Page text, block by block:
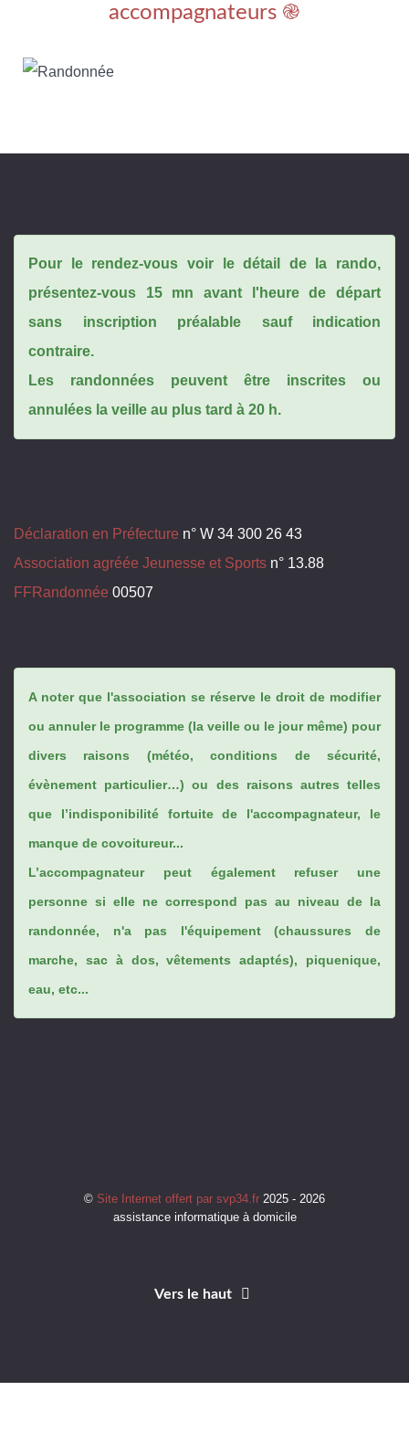
accompagnateurs ֎
Pour le rendez-vous voir le détail de la rando,
présentez-vous 15 mn avant l'heure de départ
sans inscription préalable sauf indication
contraire.
Les randonnées peuvent être inscrites ou
annulées la veille au plus tard à 20 h.
Déclaration en Préfecture n° W 34 300 26 43
Association agréée Jeunesse et Sports n° 13.88
FFRandonnée 00507
A noter que l'association se réserve le droit de modifier
ou annuler le programme (la veille ou le jour même) pour
divers raisons (météo, conditions de sécurité,
évènement particulier…) ou des raisons autres telles
que l’indisponibilité fortuite de l'accompagnateur, le
manque de covoitureur...
L’accompagnateur peut également refuser une
personne si elle ne correspond pas au niveau de la
randonnée, n'a pas l'équipement (chaussures de
marche, sac à dos, vêtements adaptés), piquenique,
eau, etc...
© Site Internet offert par svp34.fr 2025 - 2026
assistance informatique à domicile
Vers le haut